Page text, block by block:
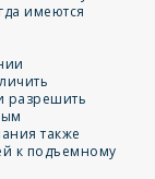
имеются
разрешить
также
к подъемному